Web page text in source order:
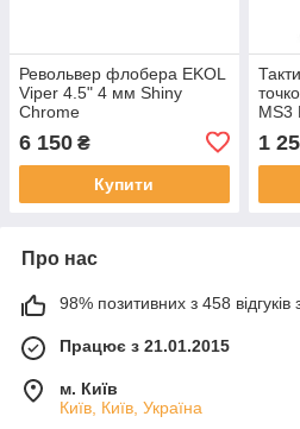
Револьвер флобера EKOL
Viper 4.5" 4 мм Shiny
Chrome
6 150 ₴
Купити
MS3
1
Про нас
98% позитивних з 458 відгуків
Працює з 21.01.2015
м. Київ
Київ, Київ, Україна